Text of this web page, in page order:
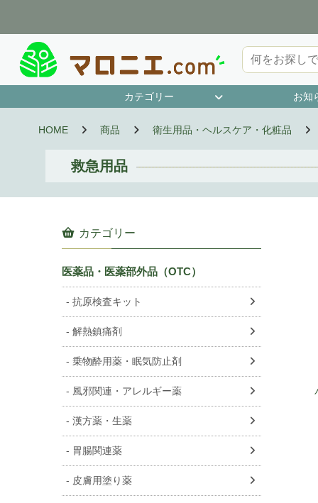
カテゴリー
お知
HOME 商品 衛生用品・ヘルスケア・化粧品
救急用品
カテゴリー
医薬品・医薬部外品（OTC）
抗原検査キット
解熱鎮痛剤
乗物酔用薬・眠気防止剤
風邪関連・アレルギー薬
漢方薬・生薬
胃腸関連薬
皮膚用塗り薬